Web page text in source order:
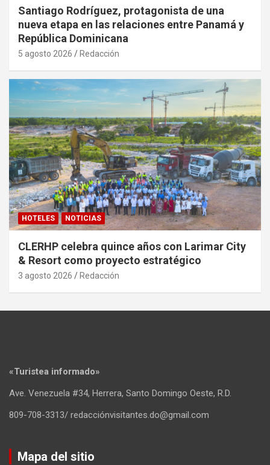
Santiago Rodríguez, protagonista de una
nueva etapa en las relaciones entre Panamá y
República Dominicana
5 agosto 2026 Redacción
HOTELES NOTICIAS
CLERHP celebra quince años con Larimar City
& Resort como proyecto estratégico
3 agosto 2026 Redacción
«Turistea informado»
Ave. Venezuela #34, Herrera, Santo Domingo Oeste, R.D.
809-708-3313/ redacciónvisitantes.do@gmail.com
Mapa del sitio